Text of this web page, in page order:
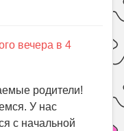
вечера в 4
родители!
У нас
с начальной